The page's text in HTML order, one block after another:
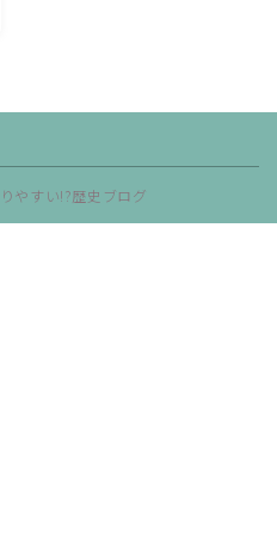
やすい!?歴史ブログ